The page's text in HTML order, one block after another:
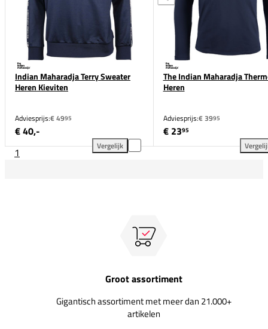
Indian Maharadja Terry Sweater
Heren Kieviten
Adviesprijs:€ 4995
€ 40,-
Vergelijk
Indian Maharadja Terry Sweater Heren Kieviten
The Indian Maharadja
Heren
Adviesprijs:€ 3995
€ 2395
1
Groot assortiment
Gigantisch assortiment met meer dan 21.000+
artikelen